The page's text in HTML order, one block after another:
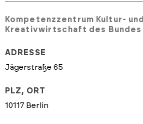
Kompetenzzentrum Kultur- und
Kreativwirtschaft des Bundes
ADRESSE
Jägerstraße 65
PLZ, ORT
10117 Berlin